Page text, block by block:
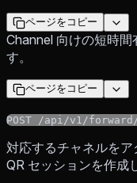
ページをコピー
Channel 向けの短時間
す。
ページをコピー
POST /api/v1/
対応するチャネルを
QR セッションを作成